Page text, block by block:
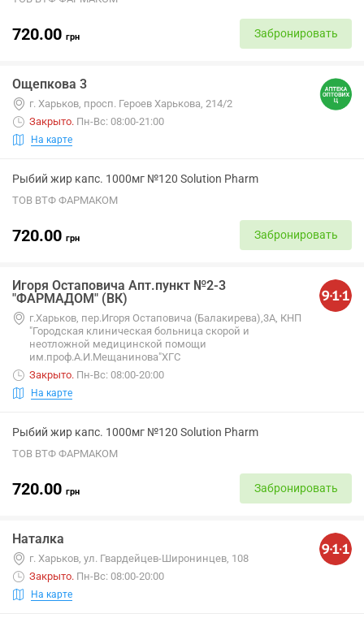
720.00 грн Забронировать
Ощепкова 3
г. Харьков, просп. Героев Харькова, 214/2
Закрыто. Пн-Вс: 08:00-21:00
На карте
Рыбий жир капс. 1000мг №120 Solution Pharm
ТОВ ВТФ ФАРМАКОМ
720.00 грн Забронировать
Игоря Остаповича Апт.пункт №2-3
"ФАРМАДОМ" (ВК)
г.Харьков, пер.Игоря Остаповича (Балакирева),3А, КНП
"Городская клиническая больница скорой и
неотложной медицинской помощи
им.проф.А.И.Мещанинова"ХГС
Закрыто. Пн-Вс: 08:00-20:00
На карте
Рыбий жир капс. 1000мг №120 Solution Pharm
ТОВ ВТФ ФАРМАКОМ
720.00 грн Забронировать
Наталка
г. Харьков, ул. Гвардейцев-Широнинцев, 108
Закрыто. Пн-Вс: 08:00-20:00
На карте